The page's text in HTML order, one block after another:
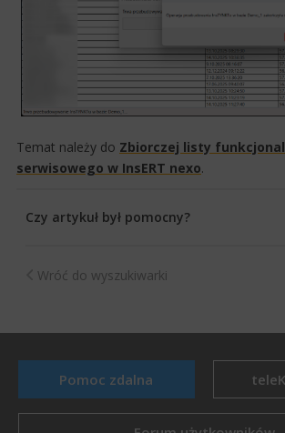
Temat należy do Zbiorczej listy
serwisowego w InsERT nexo​.
Czy artykuł był pomocny?
Wróć do wyszukiwarki
Pomoc zdalna